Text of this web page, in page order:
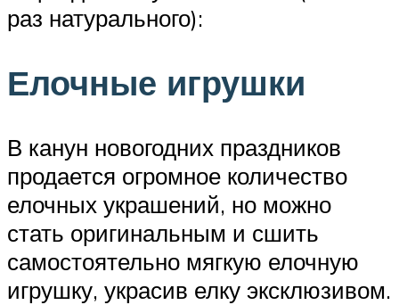
раз натурального):
Елочные игрушки
В канун новогодних праздников
продается огромное количество
елочных украшений, но можно
стать оригинальным и сшить
самостоятельно мягкую елочную
игрушку, украсив елку эксклюзивом.